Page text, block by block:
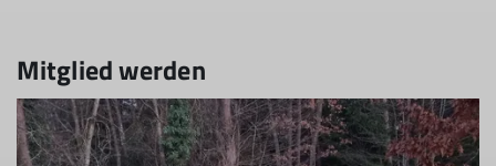
Mitglied werden